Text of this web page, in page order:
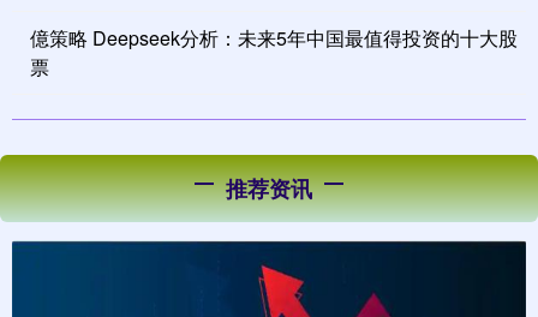
億策略 Deepseek分析：未来5年中国最值得投资的十大股
票
推荐资讯